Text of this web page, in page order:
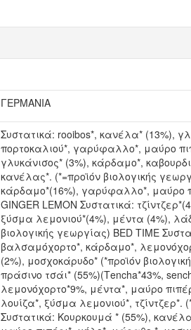
ΓΕΡΜΑΝΙΑ
Συστατικά: rooibos*, κανέλα* (13%),
πορτοκαλιού*, γαρύφαλλο*, μαύρο
γλυκάνισος* (3%), κάρδαμο*,
κανέλας*. (*=προϊόν βιολογικής
κάρδαμο*(16%), γαρύφαλλο*, μαύρο
GINGER LEMON Συστατικά:
ξύσμα λεμονιού*(4%), μέντα (4%),
βιολογικής γεωργίας) BED TIME
βαλσαμόχορτο*, κάρδαμο*,
(2%), μοσχοκάρυδο* (*προϊόν
πράσινο τσάι* (55%)(Τencha*43%,
λεμονόχορτο*9%, μέντα*, μαύρο
λουίζα*, ξύσμα λεμονιού*, τζίντζερ*.
Συστατικά: Κουρκουμά * (55%),